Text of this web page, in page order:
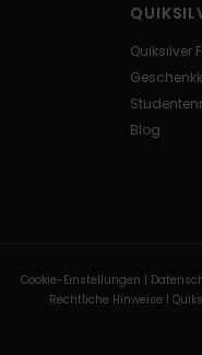
Quiksilver
Blog
Cookie-Einstellungen |
Rechtliche Hinweise |